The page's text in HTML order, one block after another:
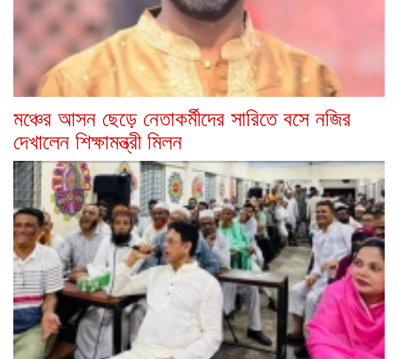
মঞ্চের আসন ছেড়ে নেতাকর্মীদের সারিতে বসে নজির
দেখালেন শিক্ষামন্ত্রী মিলন